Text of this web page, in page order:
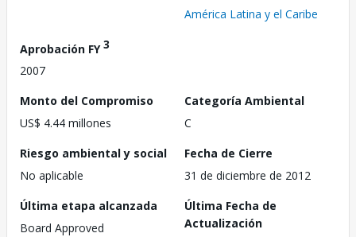
América Latina y el Caribe
Aprobación FY3
2007
Monto del Compromiso
US$ 4.44 millones
Categoría Ambiental
C
Riesgo ambiental y social
No aplicable
Fecha de Cierre
31 de diciembre de 2012
Última etapa alcanzada
Board Approved
Última Fecha de
Actualización